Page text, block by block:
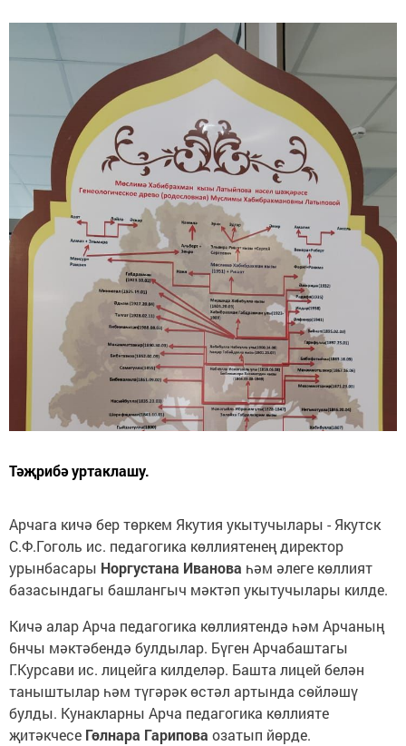
Тәҗрибә уртаклашу.
Арчага кичә бер төркем Якутия укытучылары - Якутск
С.Ф.Гоголь ис. педагогика көллиятенең директор
урынбасары Норгустана Иванова һәм әлеге көллият
базасындагы башлангыч мәктәп укытучылары килде.
Кичә алар Арча педагогика көллиятендә һәм Арчаның
6нчы мәктәбендә булдылар. Бүген Арчабаштагы
Г.Курсави ис. лицейга килделәр. Башта лицей белән
таныштылар һәм түгәрәк өстәл артында сөйләшү
булды. Кунакларны Арча педагогика көллияте
җитәкчесе Гөлнара Гарипова озатып йөрде.